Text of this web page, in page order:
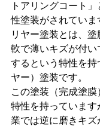
トアリングコート
性塗装がされていま
リヤー塗装とは、
軟で薄いキズが付
するという特性を持
ヤー）塗装です。
この塗装（完成塗
特性を持っていま
業では逆に磨きキズ